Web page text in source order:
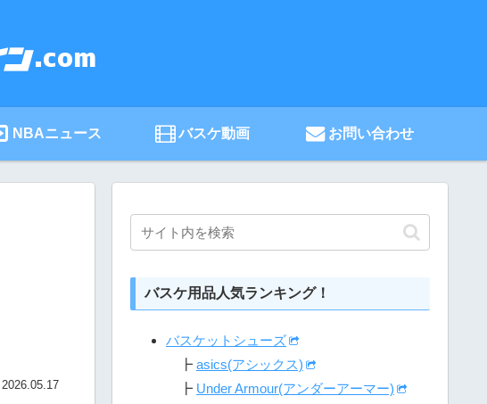
NBAニュース バスケ動画 お問い合わせ
2026.05.17
バスケ用品人気ランキング！
バスケットシューズ
┣ asics(アシックス)
┣ Under Armour(アンダーアーマー)